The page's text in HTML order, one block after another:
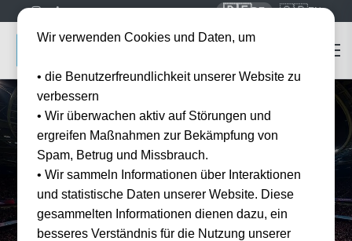
🇩🇪DE 🇬🇧EN
Startseite Fußballtickets
ChampionshipTickets 2026/27
Offizielle Tickets für die EFL Championship. Englischer Fußball hautnah — inklusive
Hotel-Pakete.
Wir verwenden Cookies und Daten, um
• die Benutzerfreundlichkeit unserer Website zu
verbessern
• Wir überwachen aktiv auf Störungen und
ergreifen Maßnahmen zur Bekämpfung von
Spam, Betrug und Missbrauch.
• Wir sammeln Informationen über Interaktionen
und statistische Daten unserer Website. Diese
gesammelten Informationen dienen dazu, ein
besseres Verständnis für die Nutzung unserer